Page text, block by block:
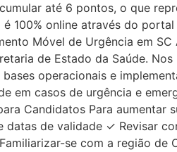
até 6 pontos, o que
100% online através do portal
Móvel de Urgência em SC
de Estado da Saúde. Nos
operacionais e
em casos de urgência e
Candidatos Para aumentar
de validade ✓ Revisar
se com a região de